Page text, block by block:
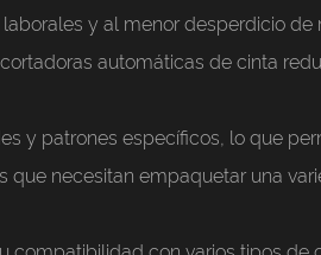
y al menor desperdicio de
automáticas de cinta
y patrones específicos, lo que
que necesitan empaquetar una